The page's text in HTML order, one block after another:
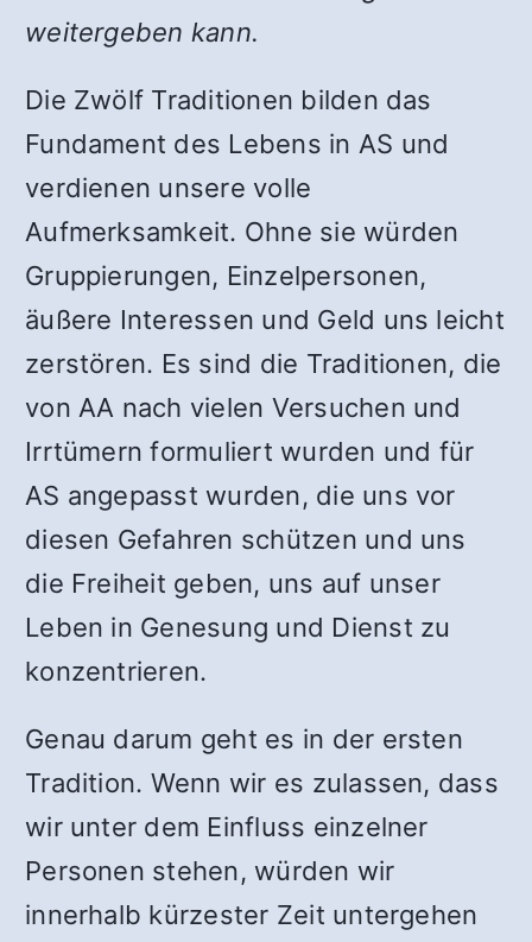
weitergeben kann.
Die Zwölf Traditionen bilden das
Fundament des Lebens in AS und
verdienen unsere volle
Aufmerksamkeit. Ohne sie würden
Gruppierungen, Einzelpersonen,
äußere Interessen und Geld uns leicht
zerstören. Es sind die Traditionen, die
von AA nach vielen Versuchen und
Irrtümern formuliert wurden und für
AS angepasst wurden, die uns vor
diesen Gefahren schützen und uns
die Freiheit geben, uns auf unser
Leben in Genesung und Dienst zu
konzentrieren.
Genau darum geht es in der ersten
Tradition. Wenn wir es zulassen, dass
wir unter dem Einfluss einzelner
Personen stehen, würden wir
innerhalb kürzester Zeit untergehen